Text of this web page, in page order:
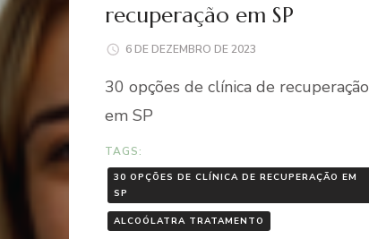
recuperação em SP
6 DE DEZEMBRO DE 2023
30 opções de clínica de recuperação
em SP
TAGS:
30 OPÇÕES DE CLÍNICA DE RECUPERAÇÃO EM
SP
ALCOÓLATRA TRATAMENTO